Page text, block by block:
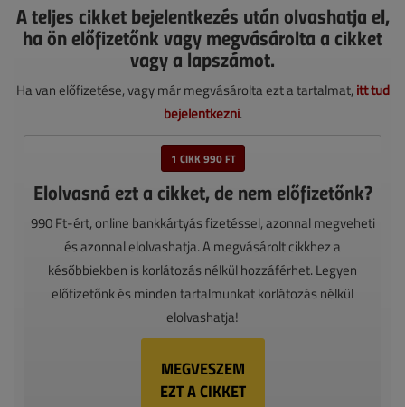
A teljes cikket bejelentkezés után olvashatja el,
ha ön előfizetőnk vagy megvásárolta a cikket
vagy a lapszámot.
Ha van előfizetése, vagy már megvásárolta ezt a tartalmat, itt tud
bejelentkezni.
1 CIKK 990 FT
Elolvasná ezt a cikket, de nem előfizetőnk?
990 Ft-ért, online bankkártyás fizetéssel, azonnal megveheti
és azonnal elolvashatja. A megvásárolt cikkhez a
későbbiekben is korlátozás nélkül hozzáférhet. Legyen
előfizetőnk és minden tartalmunkat korlátozás nélkül
elolvashatja!
MEGVESZEM
EZT A CIKKET